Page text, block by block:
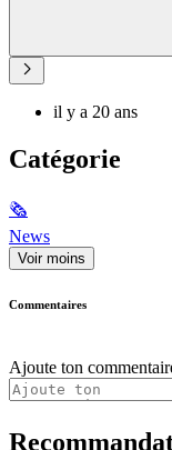
il y a 20 ans
Catégorie
🗞
News
Voir moins
Commentaires
Ajoute ton